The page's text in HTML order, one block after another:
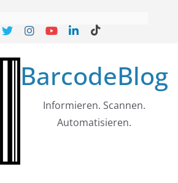
BarcodeBlog
Informieren. Scannen.
Automatisieren.